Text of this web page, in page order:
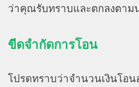
ว่าคุณรับทราบและตกลงตาม
ขีดจำกัดการโอน
โปรดทราบว่าจำนวนเงินโอ